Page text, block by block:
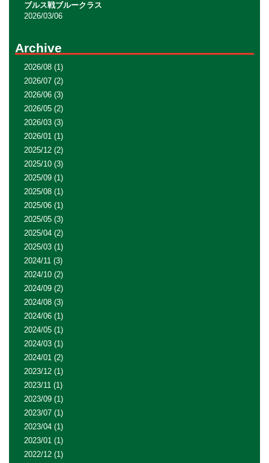
ブルス戦ブルークラス
2026/03/06
Archive
2026/08 (1)
2026/07 (2)
2026/06 (3)
2026/05 (2)
2026/03 (3)
2026/01 (1)
2025/12 (2)
2025/10 (3)
2025/09 (1)
2025/08 (1)
2025/06 (1)
2025/05 (3)
2025/04 (2)
2025/03 (1)
2024/11 (3)
2024/10 (2)
2024/09 (2)
2024/08 (3)
2024/06 (1)
2024/05 (1)
2024/03 (1)
2024/01 (2)
2023/12 (1)
2023/11 (1)
2023/09 (1)
2023/07 (1)
2023/04 (1)
2023/01 (1)
2022/12 (1)